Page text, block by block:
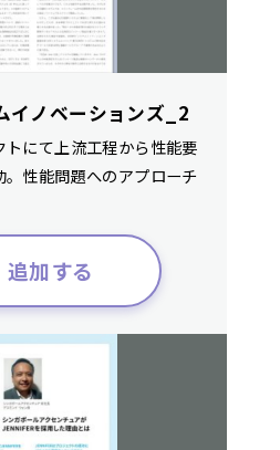
イノベーションズ_2
トにて上流工程から性能要
性能問題へのアプローチ
追加する